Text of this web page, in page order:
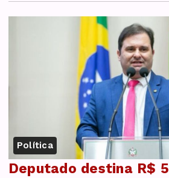
Política
Deputado destina R$